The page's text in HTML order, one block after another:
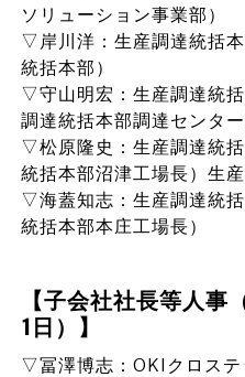
ソリューション事業部）
▽岸川洋：生産調達統括
統括本部）
▽守山明宏：生産調達統
調達統括本部調達センター
▽松原隆史：生産調達統
統括本部沼津工場長）生
▽海蓋知志：生産調達統
統括本部本庄工場長）
【子会社社長等人
1日）】
▽冨澤博志：OKIクロステ